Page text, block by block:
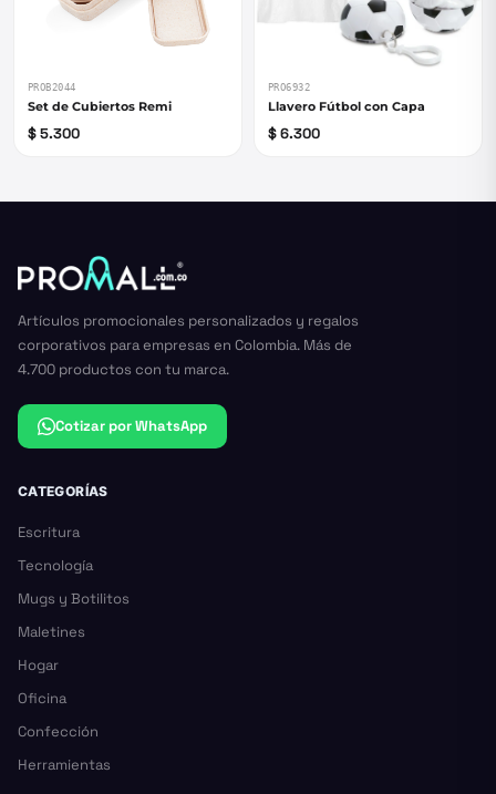
PROB2044
Set de Cubiertos Remi
$ 5.300
PRO6932
Llavero Fútbol con Capa
$ 6.300
Artículos promocionales personalizados y regalos
corporativos para empresas en Colombia. Más de
4.700 productos con tu marca.
Cotizar por WhatsApp
CATEGORÍAS
Escritura
Tecnología
Mugs y Botilitos
Maletines
Hogar
Oficina
Confección
Herramientas